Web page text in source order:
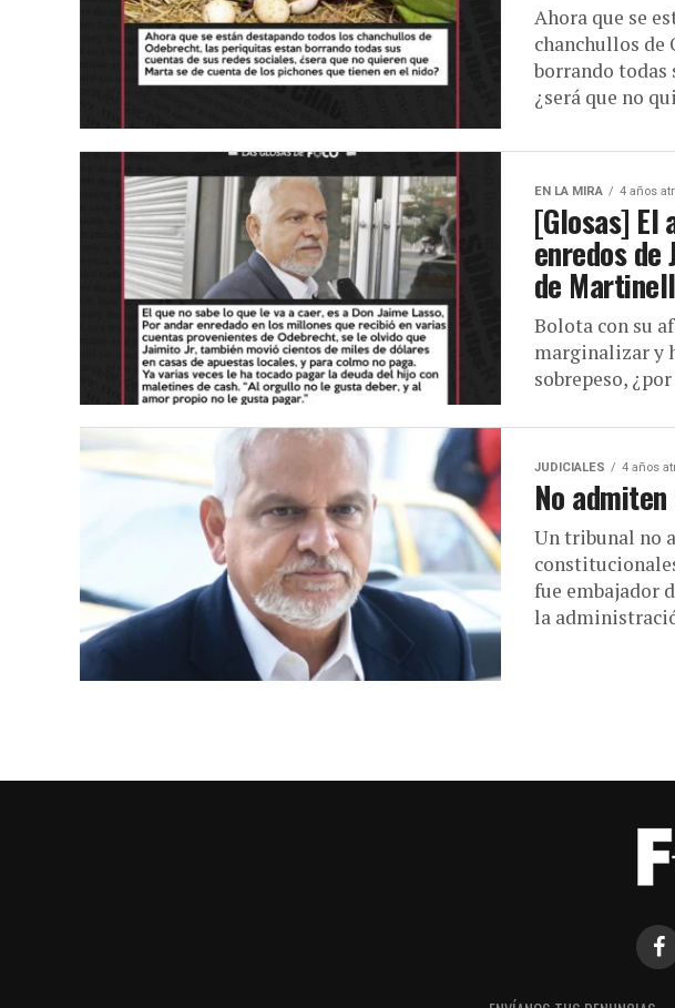
Ahora que se
chanchullos de
borrando todas
¿será que no
EN LA MIRA 4 años
[Glosas] El
enredos de
de
Bolota con su
marginalizar y
sobrepeso,
JUDICIALES 4 años
No
Un tribunal no
fue embajador
la